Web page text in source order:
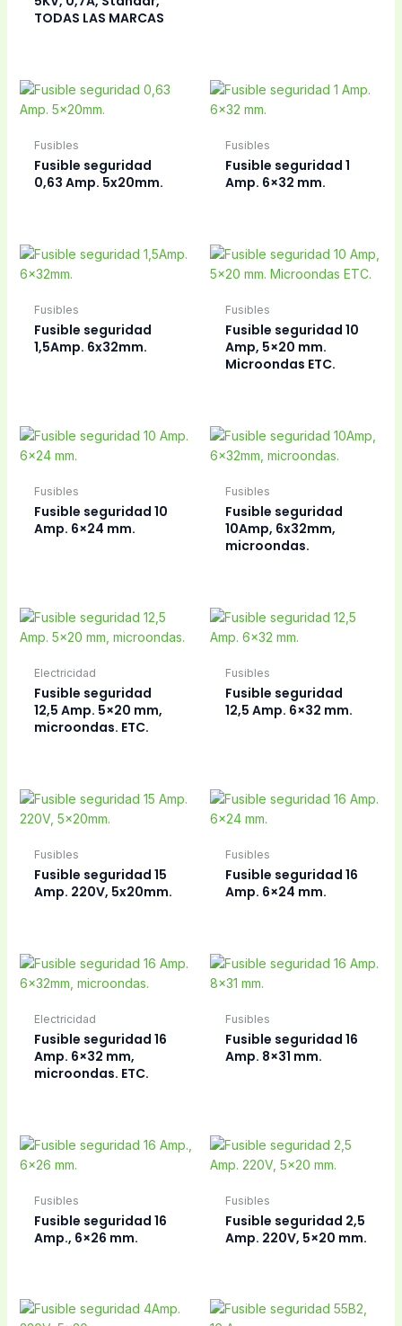
TODAS LAS MARCAS
Fusibles
Fusible seguridad
0,63 Amp. 5x20mm.
Fusibles
Fusible seguridad 1
Amp. 6×32 mm.
Fusibles
Fusible seguridad
1,5Amp. 6x32mm.
Fusibles
Fusible seguridad 10
Amp, 5×20 mm.
Microondas ETC.
Fusibles
Fusible seguridad 10
Amp. 6×24 mm.
Fusibles
Fusible seguridad
10Amp, 6x32mm,
microondas.
Electricidad
Fusible seguridad
12,5 Amp. 5×20 mm,
microondas. ETC.
Fusibles
Fusible seguridad
12,5 Amp. 6×32 mm.
Fusibles
Fusible seguridad 15
Amp. 220V, 5x20mm.
Fusibles
Fusible seguridad 16
Amp. 6×24 mm.
Electricidad
Fusible seguridad 16
Amp. 6×32 mm,
microondas. ETC.
Fusibles
Fusible seguridad 16
Amp. 8×31 mm.
Fusibles
Fusible seguridad 16
Amp., 6×26 mm.
Fusibles
Fusible seguridad 2,5
Amp. 220V, 5×20 mm.